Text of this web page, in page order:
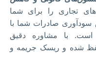
تجاری را برای شما
صادرات شما با
با مشاوره دقیق
شده و ریسک جریمه و